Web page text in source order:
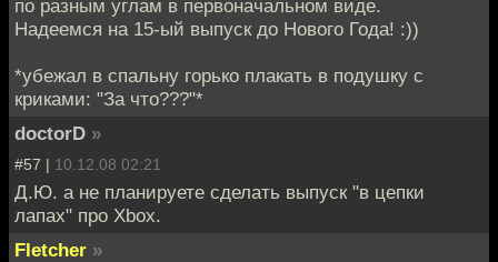
по разным углам в первоначальном виде.
Надеемся на 15-ый выпуск до Нового Года! :))
*убежал в спальну горько плакать в подушку с
криками: "За что???"*
doctorD »
#57 | 10.12.08 02:21
Д.Ю. а не планируете сделать выпуск "в цепки
лапах" про Xbox.
Fletcher »